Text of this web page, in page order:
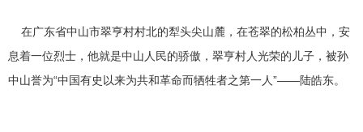
在广东省中山市翠亨村村北的犁头尖山麓，在苍翠的松柏丛中，安
息着一位烈士，他就是中山人民的骄傲，翠亨村人光荣的儿子，被孙
中山誉为“中国有史以来为共和革命而牺牲者之第一人”——陆皓东。